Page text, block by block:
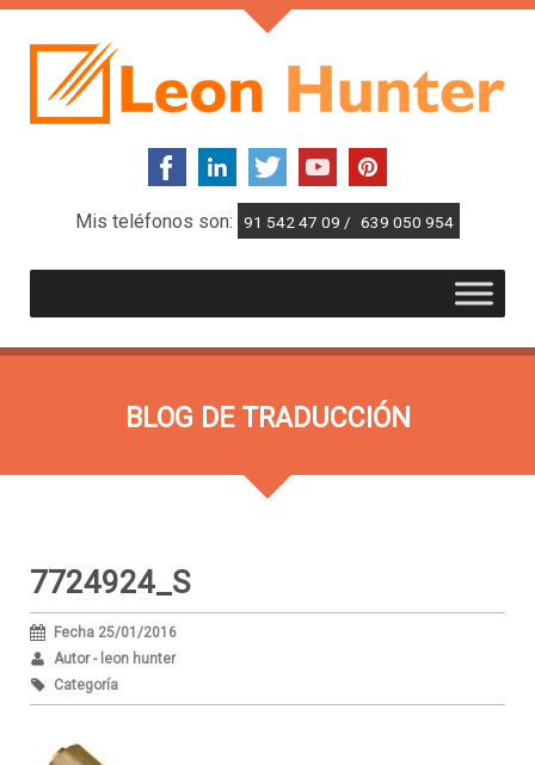
Mis teléfonos son: 91 542 47 09 / 639 050 954
BLOG DE TRADUCCIÓN
7724924_S
Fecha 25/01/2016
Autor - leon hunter
Categoría